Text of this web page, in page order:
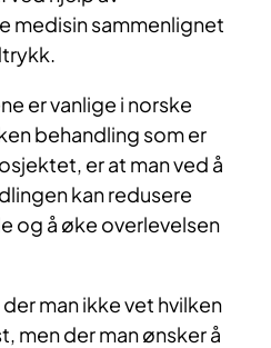
medisin sammenlignet
er vanlige i norske
behandling som er
er at man ved å
kan redusere
og å øke overlevelsen
man ikke vet hvilken
men der man ønsker å